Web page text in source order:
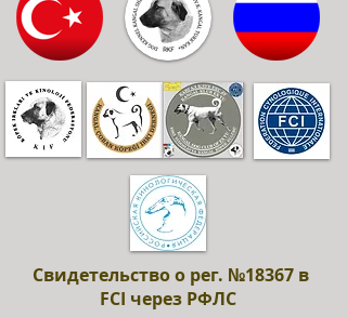
Свидетельство о рег. №18367 в
FCI через РФЛС